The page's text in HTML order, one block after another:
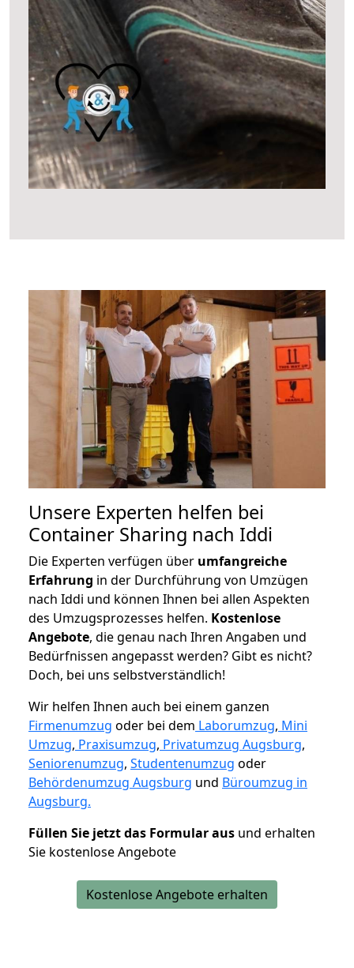
Unsere Experten helfen bei
Container Sharing nach Iddi
Die Experten verfügen über umfangreiche
Erfahrung in der Durchführung von Umzügen
nach Iddi und können Ihnen bei allen Aspekten
des Umzugsprozesses helfen. Kostenlose
Angebote, die genau nach Ihren Angaben und
Bedürfnissen angepasst werden? Gibt es nicht?
Doch, bei uns selbstverständlich!
Wir helfen Ihnen auch bei einem ganzen
Firmenumzug oder bei dem Laborumzug, Mini
Umzug, Praxisumzug, Privatumzug Augsburg,
Seniorenumzug, Studentenumzug oder
Behördenumzug Augsburg und Büroumzug in
Augsburg.
Füllen Sie jetzt das Formular aus und erhalten
Sie kostenlose Angebote
Kostenlose Angebote erhalten